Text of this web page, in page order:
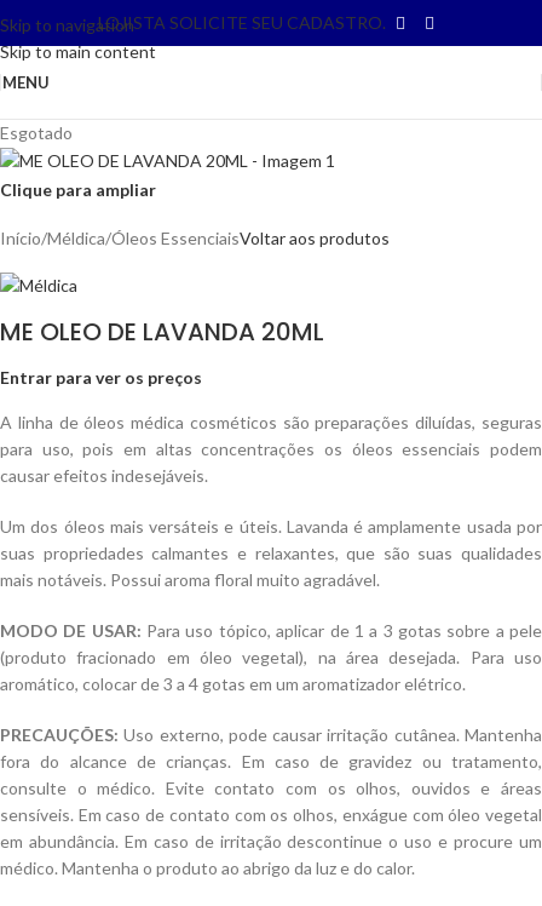
Skip to navigation
Skip to main content
LOJISTA SOLICITE SEU CADASTRO.
MENU
Esgotado
Clique para ampliar
Início/Méldica/Óleos EssenciaisVoltar aos produtos
ME OLEO DE LAVANDA 20ML
Entrar para ver os preços
A linha de óleos médica cosméticos são preparações diluídas, seguras
para uso, pois em altas concentrações os óleos essenciais podem
causar efeitos indesejáveis.
Um dos óleos mais versáteis e úteis. Lavanda é amplamente usada por
suas propriedades calmantes e relaxantes, que são suas qualidades
mais notáveis. Possui aroma floral muito agradável.
MODO DE USAR: Para uso tópico, aplicar de 1 a 3 gotas sobre a pele
(produto fracionado em óleo vegetal), na área desejada. Para uso
aromático, colocar de 3 a 4 gotas em um aromatizador elétrico.
PRECAUÇÕES: Uso externo, pode causar irritação cutânea. Mantenha
fora do alcance de crianças. Em caso de gravidez ou tratamento,
consulte o médico. Evite contato com os olhos, ouvidos e áreas
sensíveis. Em caso de contato com os olhos, enxágue com óleo vegetal
em abundância. Em caso de irritação descontinue o uso e procure um
médico. Mantenha o produto ao abrigo da luz e do calor.